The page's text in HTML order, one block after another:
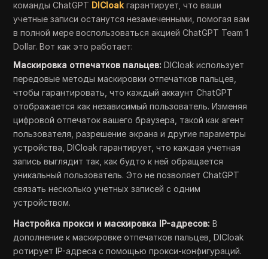
команды ChatGPT DICloakгарантирует, что ваши
учетные записи останутся незамеченными, помогая вам
в полной мере воспользоваться акцией ChatGPT Team 1
Dollar. Вот как это работает:
Маскировка отпечатков пальцев: DICloak использует
передовые методы маскировки отпечатков пальцев,
чтобы гарантировать, что каждый аккаунт ChatGPT
отображается как независимый пользователь. Изменяя
цифровой отпечаток вашего браузера, такой как агент
пользователя, разрешение экрана и другие параметры
устройства, DICloak гарантирует, что каждая учетная
запись выглядит так, как будто к ней обращается
уникальный пользователь. Это не позволяет ChatGPT
связать несколько учетных записей с одним
устройством.
Настройка прокси и маскировка IP-адресов: В
дополнение к маскировке отпечатков пальцев, DICloak
ротирует IP-адреса с помощью прокси-конфигураций.